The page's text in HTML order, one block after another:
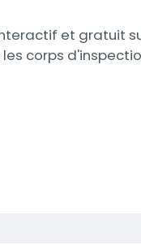
et gratuit
corps